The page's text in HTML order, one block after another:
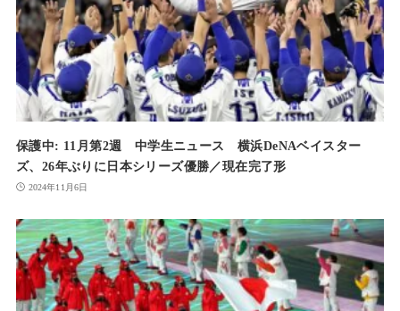
保護中: 11月第2週 中学生ニュース 横浜DeNAベイスター
ズ、26年ぶりに日本シリーズ優勝／現在完了形
2024年11月6日